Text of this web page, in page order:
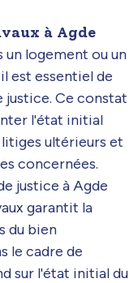
à Agde
un logement ou un
est essentiel de
justice. Ce constat
l'état initial
ultérieurs et
concernées.
justice à Agde
garantit la
du bien
le cadre de
sur l'état initial du